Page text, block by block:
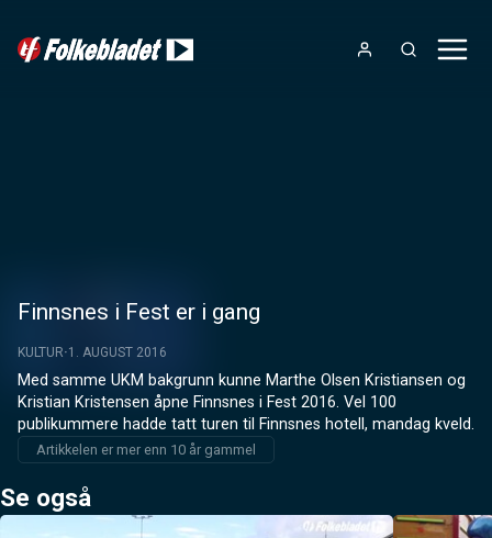
Finnsnes i Fest er i gang
KULTUR 1. AUGUST 2016
Med samme UKM bakgrunn kunne Marthe Olsen Kristiansen og
Kristian Kristensen åpne Finnsnes i Fest 2016. Vel 100
publikummere hadde tatt turen til Finnsnes hotell, mandag kveld.
Artikkelen er mer enn 10 år gammel
Se også